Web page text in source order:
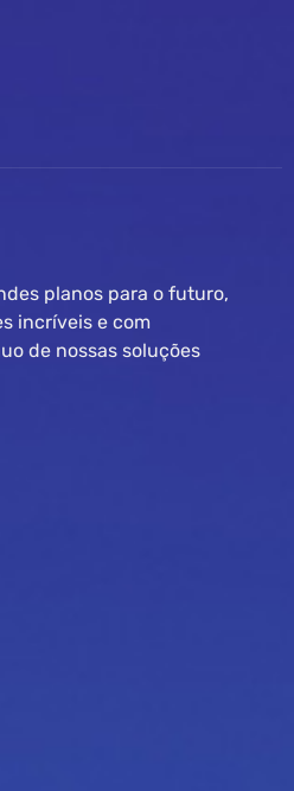
planos para o futuro,
incríveis e com
de nossas soluções